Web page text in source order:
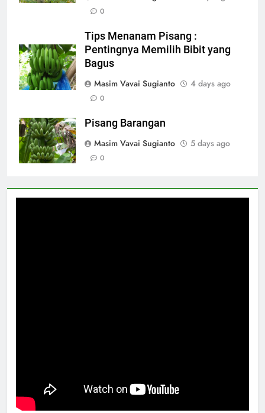
0
Tips Menanam Pisang :
Pentingnya Memilih Bibit yang
Bagus
Masim Vavai Sugianto
4 days ago
0
Pisang Barangan
Masim Vavai Sugianto
5 days ago
0